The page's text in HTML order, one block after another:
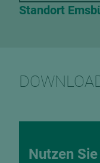
Standort
Nutzen